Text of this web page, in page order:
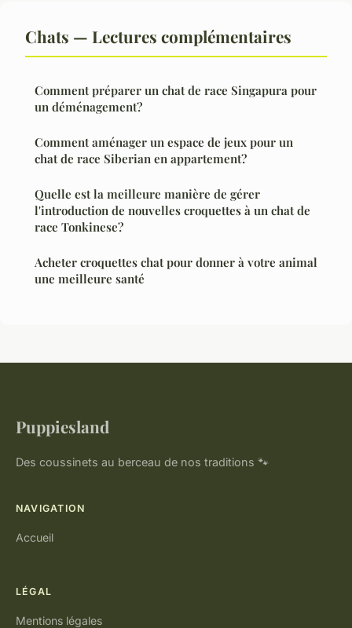
Chats — Lectures complémentaires
Comment préparer un chat de race Singapura pour
un déménagement?
Comment aménager un espace de jeux pour un
chat de race Siberian en appartement?
Quelle est la meilleure manière de gérer
l'introduction de nouvelles croquettes à un chat de
race Tonkinese?
Acheter croquettes chat pour donner à votre animal
une meilleure santé
Puppiesland
Des coussinets au berceau de nos traditions 🐾
NAVIGATION
Accueil
LÉGAL
Mentions légales